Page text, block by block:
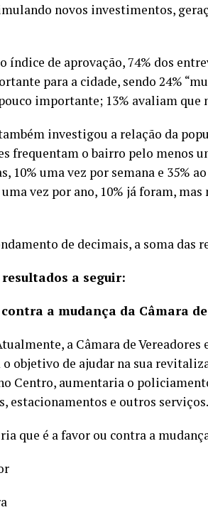
novos investimentos,
índice de aprovação, 74% dos
para a cidade, sendo 24%
importante; 13% avaliam que
investigou a relação da
frequentam o bairro pelo menos
10% uma vez por semana e 35%
vez por ano, 10% já foram,
de decimais, a soma das
a seguir:
a mudança da Câmara
a Câmara de
o objetivo de ajudar na sua
Centro, aumentaria o
estacionamentos e outros serviços.
que é a favor ou contra a